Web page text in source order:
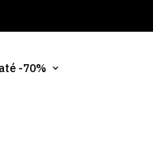
-70%